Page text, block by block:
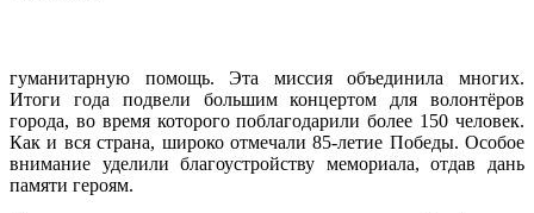
гуманитарную помощь. Эта миссия объединила многих.
Итоги года подвели большим концертом для волонтёров
города, во время которого поблагодарили более 150 человек.
Как и вся страна, широко отмечали 85‑летие Победы. Особое
внимание уделили благоустройству мемориала, отдав дань
памяти героям.